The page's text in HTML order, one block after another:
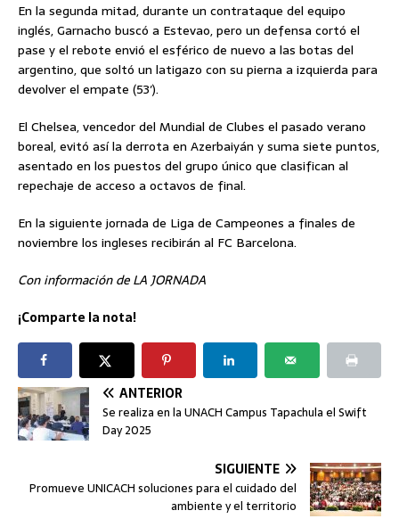
En la segunda mitad, durante un contrataque del equipo
inglés, Garnacho buscó a Estevao, pero un defensa cortó el
pase y el rebote envió el esférico de nuevo a las botas del
argentino, que soltó un latigazo con su pierna a izquierda para
devolver el empate (53′).
El Chelsea, vencedor del Mundial de Clubes el pasado verano
boreal, evitó así la derrota en Azerbaiyán y suma siete puntos,
asentado en los puestos del grupo único que clasifican al
repechaje de acceso a octavos de final.
En la siguiente jornada de Liga de Campeones a finales de
noviembre los ingleses recibirán al FC Barcelona.
Con información de LA JORNADA
¡Comparte la nota!
ANTERIOR
Se realiza en la UNACH Campus Tapachula el Swift
Day 2025
SIGUIENTE
Promueve UNICACH soluciones para el cuidado del
ambiente y el territorio